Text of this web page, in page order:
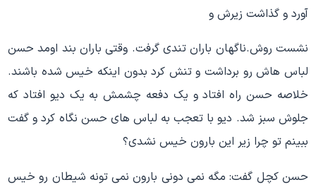
آورد و گذاشت زیرش و
نشست روش.ناگهان باران تندی گرفت. وقتی باران بند اومد حسن
لباس هاش رو برداشت و تنش کرد بدون اینکه خیس شده باشند.
خلاصه حسن راه افتاد و یک دفعه چشمش به یک دیو افتاد که
جلوش سبز شد. دیو با تعجب به لباس های حسن نگاه کرد و گفت
ببینم تو چرا زیر این بارون خیس نشدی؟
حسن کچل گفت: مگه نمی دونی بارون نمی تونه شیطان رو خیس